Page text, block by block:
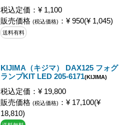
税込定価：¥ 1,100
販売価格 (税込価格) ：¥ 950(¥ 1,045)
送料有料
KIJIMA（キジマ） DAX125 フォグ
ランプKIT LED 205-6171(KIJIMA)
税込定価：¥ 19,800
販売価格 (税込価格) ：¥ 17,100(¥
18,810)